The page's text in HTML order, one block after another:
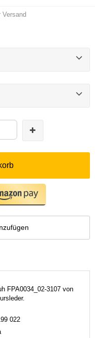
Versand
FPA0034_02-3107 von
022